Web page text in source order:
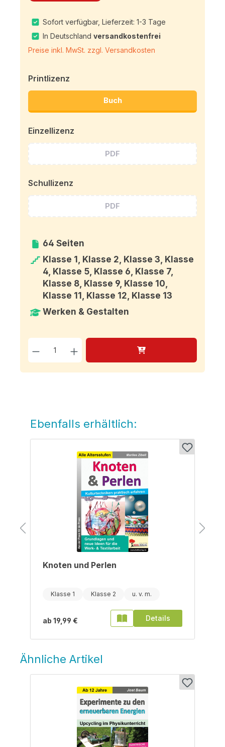
Sofort verfügbar, Lieferzeit: 1-3 Tage
In Deutschlandversandkostenfrei
Preise inkl. MwSt. zzgl. Versandkosten
Printlizenz
Buch
Einzellizenz
PDF
Schullizenz
PDF
64 Seiten
Klasse 1, Klasse 2, Klasse 3, Klasse
4, Klasse 5, Klasse 6, Klasse 7,
Klasse 8, Klasse 9, Klasse 10,
Klasse 11, Klasse 12, Klasse 13
Werken & Gestalten
Produkt Anzahl: Gib den
Produktgalerie überspringen
Ebenfalls erhältlich:
Knoten und Perlen
Klasse 1 Klasse 2
ab 19,99 € Details
Ähnliche Artikel